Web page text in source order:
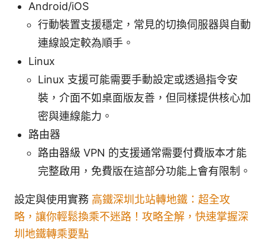
Android/iOS
行動裝置支援穩定，常見的切換伺服器與自動
連線設定較為順手。
Linux
Linux 支援可能需要手動設定或透過指令安
裝，介面不如桌面版友善，但同樣提供核心加
密與連線能力。
路由器
路由器級 VPN 的支援通常需要付費版本才能
完整啟用，免費版在這部分功能上會有限制。
設定與使用實務 高鐵深圳北站轉地鐵：超全攻
略，讓你輕鬆換乘不迷路！攻略全解，快速掌握深
圳地鐵轉乘要點